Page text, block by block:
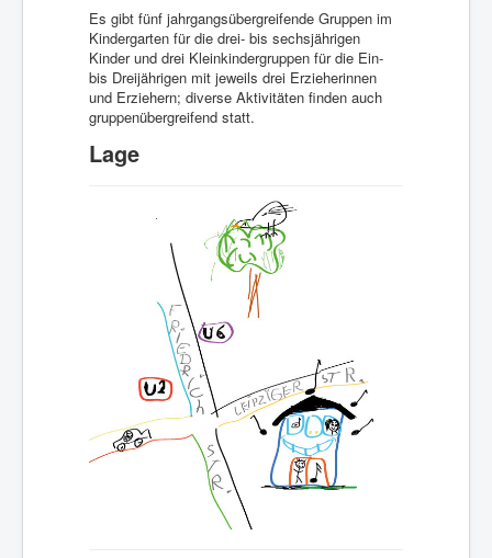
Es gibt fünf jahrgangsübergreifende Gruppen im
Kindergarten für die drei- bis sechsjährigen
Kinder und drei Kleinkindergruppen für die Ein-
bis Dreijährigen mit jeweils drei Erzieherinnen
und Erziehern; diverse Aktivitäten finden auch
gruppenübergreifend statt.
Lage